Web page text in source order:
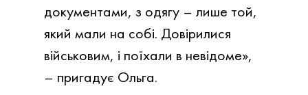
документами, з одягу – лише той,
який мали на собі. Довірилися
військовим, і поїхали в невідоме»,
– пригадує Ольга.